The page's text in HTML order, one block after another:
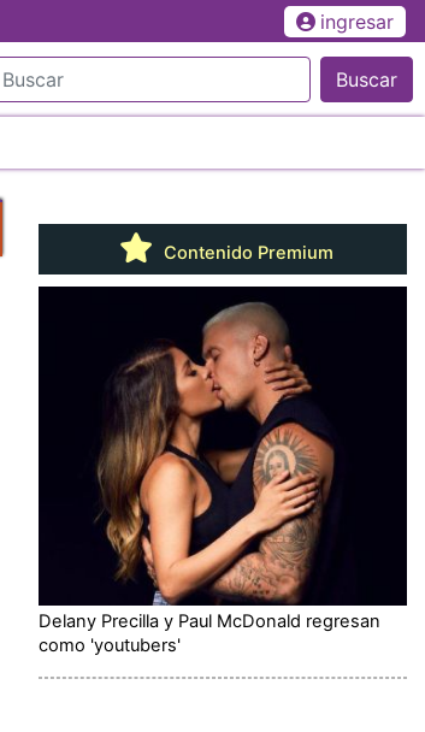
ingresar
Buscar
Contenido Premium
Delany Precilla y Paul McDonald regresan
como 'youtubers'